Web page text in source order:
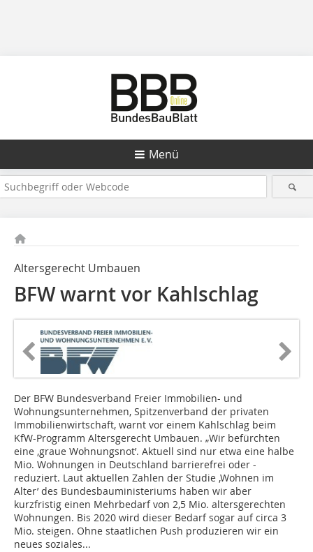
Menü
Altersgerecht Umbauen
BFW warnt vor Kahlschlag
Der BFW Bundesverband Freier Immobilien- und
Wohnungsunternehmen, Spitzenverband der privaten
Immobilienwirtschaft, warnt vor einem Kahlschlag beim
KfW-Programm Altersgerecht Umbauen. „Wir befürchten
eine ‚graue Wohnungsnot’. Aktuell sind nur etwa eine halbe
Mio. Wohnungen in Deutschland barrierefrei oder -
reduziert. Laut aktuellen Zahlen der Studie ‚Wohnen im
Alter’ des Bundesbauministeriums haben wir aber
kurzfristig einen Mehrbedarf von 2,5 Mio. altersgerechten
Wohnungen. Bis 2020 wird dieser Bedarf sogar auf circa 3
Mio. steigen. Ohne staatlichen Push produzieren wir ein
neues soziales...